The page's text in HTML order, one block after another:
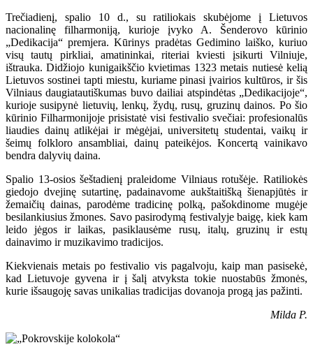
Trečiadienį, spalio 10 d., su ratiliokais skubėjome į Lietuvos
nacionalinę filharmoniją, kurioje įvyko A. Šenderovo kūrinio
„Dedikacija“ premjera. Kūrinys pradėtas Gedimino laiško, kuriuo
visų tautų pirkliai, amatininkai, riteriai kviesti įsikurti Vilniuje,
ištrauka. Didžiojo kunigaikščio kvietimas 1323 metais nutiesė kelią
Lietuvos sostinei tapti miestu, kuriame pinasi įvairios kultūros, ir šis
Vilniaus daugiatautiškumas buvo dailiai atspindėtas „Dedikacijoje“,
kurioje susipynė lietuvių, lenkų, žydų, rusų, gruzinų dainos. Po šio
kūrinio Filharmonijoje prisistatė visi festivalio svečiai: profesionalūs
liaudies dainų atlikėjai ir mėgėjai, universitetų studentai, vaikų ir
šeimų folkloro ansambliai, dainų pateikėjos. Koncertą vainikavo
bendra dalyvių daina.
Spalio 13-osios šeštadienį praleidome Vilniaus rotušėje. Ratiliokės
giedojo dvejinę sutartinę, padainavome aukštaitišką šienapjūtės ir
žemaičių dainas, parodėme tradicinę polką, pašokdinome mugėje
besilankiusius žmones. Savo pasirodymą festivalyje baigę, kiek kam
leido jėgos ir laikas, pasiklausėme rusų, italų, gruzinų ir estų
dainavimo ir muzikavimo tradicijos.
Kiekvienais metais po festivalio vis pagalvoju, kaip man pasisekė,
kad Lietuvoje gyvena ir į šalį atvyksta tokie nuostabūs žmonės,
kurie išsaugoję savas unikalias tradicijas dovanoja progą jas pažinti.
Milda P.